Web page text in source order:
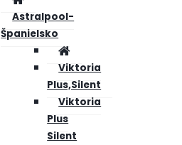
Astralpool-
Španielsko
Viktoria
Plus,Silent
Viktoria
Plus
Silent